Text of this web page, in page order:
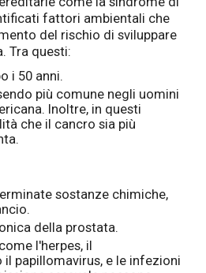
fattori ambientali che
del rischio di sviluppare
Tra questi:
i 50 anni.
più comune negli uomini
Inoltre, in questi
che il cancro sia più
sostanze chimiche,
della prostata.
l'herpes, il
papillomavirus, e le infezioni